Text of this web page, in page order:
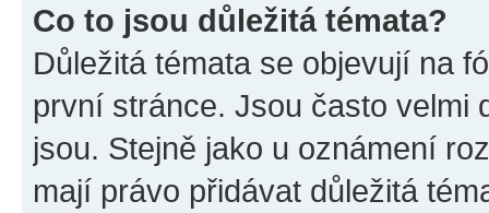
Co to jsou důležitá témata?
Důležitá témata se objevují na
první stránce. Jsou často velmi
jsou. Stejně jako u oznámení
mají právo přidávat důležitá